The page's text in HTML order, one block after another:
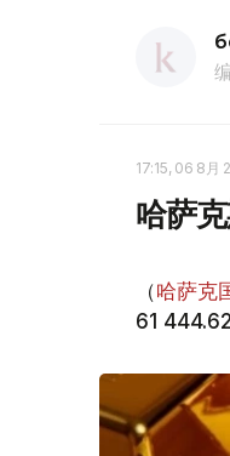
17:15, 06 8月
哈萨
（哈萨克
61 444.62